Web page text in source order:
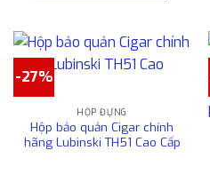
-27%
HỘP ĐỰNG
Hộp bảo quản Cigar chính
hãng Lubinski TH51 Cao Cấp